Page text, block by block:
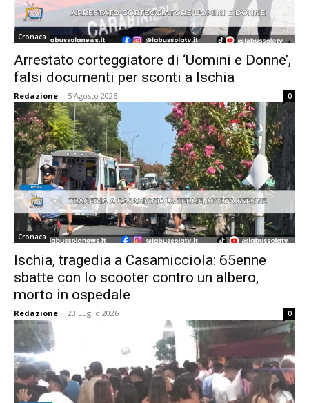
Cronaca
Arrestato corteggiatore di ‘Uomini e Donne’,
falsi documenti per sconti a Ischia
Redazione - 5 Agosto 2026 0
Cronaca
Ischia, tragedia a Casamicciola: 65enne
sbatte con lo scooter contro un albero,
morto in ospedale
Redazione - 23 Luglio 2026 0